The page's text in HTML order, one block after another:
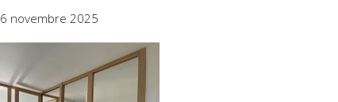
6 novembre 2025